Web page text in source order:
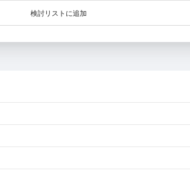
検討リストに追加